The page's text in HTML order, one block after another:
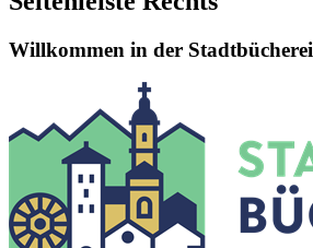
Willkommen in der Stadtbücherei